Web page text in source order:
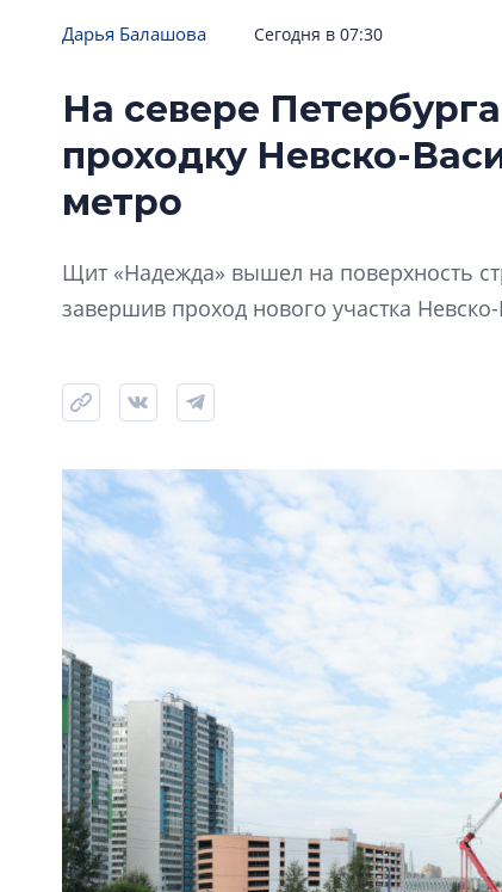
Дарья Балашова Сегодня в 07:30
На севере
проходку Невско-
метро
Щит «Надежда» вышел на поверхность
завершив проход нового участка